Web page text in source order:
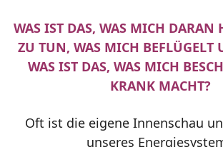
WAS IST DAS, WAS MICH DARAN
ZU TUN, WAS MICH BEFLÜGELT
WAS IST DAS, WAS MICH
KRANK MACHT?
Oft ist die eigene Innenschau
unseres